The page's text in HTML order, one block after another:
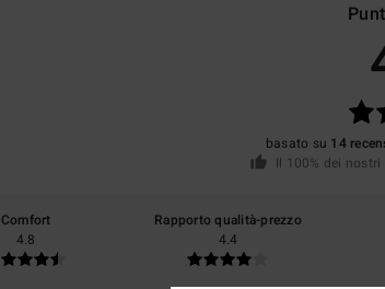
basato su 14
Il 100% dei
Comfort
4.8
Rapporto qualità-prezzo
4.4